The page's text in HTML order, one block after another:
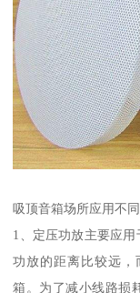
吸顶音箱场所应用不
1、定压功放主要应
功放的距离比较远
箱。为了减小线路损